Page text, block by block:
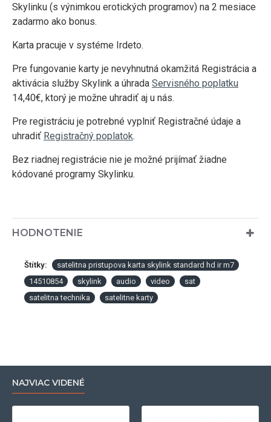
Skylinku (s výnimkou erotických programov) na 2 mesiace
zadarmo ako bonus.
Karta pracuje v systéme Irdeto.
Pre fungovanie karty je nevyhnutná okamžitá Registrácia a
aktivácia služby Skylink a úhrada Servisného poplatku
14,40€, ktorý je možne uhradiť aj u nás.
Pre registráciu je potrebné vyplniť Registračné údaje a
uhradiť Registračný poplatok.
Bez riadnej registrácie nie je možné prijímať žiadne
kódované programy Skylinku.
HODNOTENIE
Štítky:
satelitna pristupova karta skylink standard hd ir m7
14510854
skylink audio video
sat
satelitna technika
satelitne karty
NAJVIAC VIDENÉ